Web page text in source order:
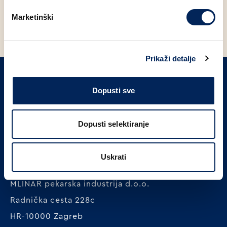
Marketinški
Prikaži detalje
Dopusti sve
Dopusti selektiranje
Uskrati
PRIJAVITE SE NA NAŠ NEWSLETTER
MLINAR pekarska industrija d.o.o.
Radnička cesta 228c
HR-10000 Zagreb